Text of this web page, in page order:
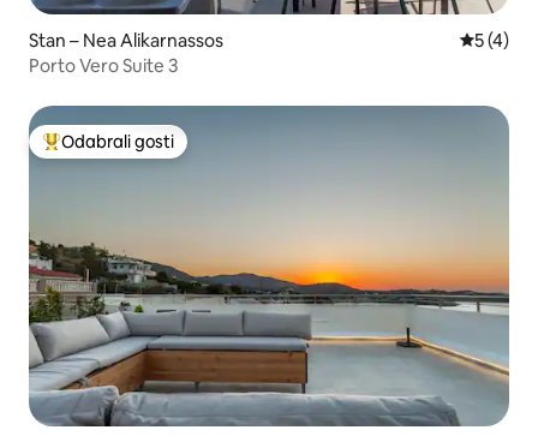
Stan – Nea Alikarnassos
5 (4)
Porto Vero Suite 3
Među najviše rangiranima s oznakom „Odabrali gosti”
Odabrali gosti